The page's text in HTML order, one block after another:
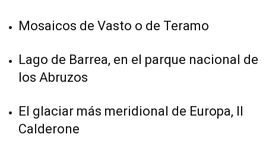
Mosaicos de Vasto o de Teramo
Lago de Barrea, en el parque nacional de
los Abruzos
El glaciar más meridional de Europa, Il
Calderone